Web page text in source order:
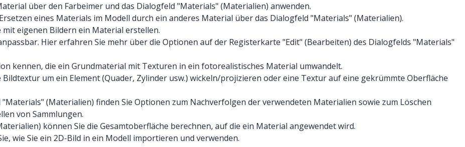
über den Farbeimer und das Dialogfeld "Materials" (Materialien) anwenden.
eines Materials im Modell durch ein anderes Material über das Dialogfeld "Materials" (Materialien).
mit eigenen Bildern ein Material erstellen.
Hier erfahren Sie mehr über die Optionen auf der Registerkarte "Edit" (Bearbeiten) des Dialogfelds "Materials"
kennen, die ein Grundmaterial mit Texturen in ein fotorealistisches Material umwandelt.
Bildtextur um ein Element (Quader, Zylinder usw.) wickeln/projizieren oder eine Textur auf eine gekrümmte Oberfläche
"Materials" (Materialien) finden Sie Optionen zum Nachverfolgen der verwendeten Materialien sowie zum Löschen
von Sammlungen.
können Sie die Gesamtoberfläche berechnen, auf die ein Material angewendet wird.
wie Sie ein 2D-Bild in ein Modell importieren und verwenden.